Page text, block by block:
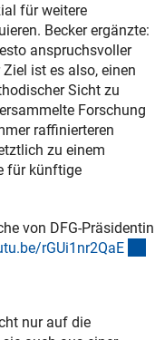
für weitere
Becker ergänzte:
anspruchsvoller
ist es also, einen
Sicht zu
Forschung
raffinierteren
zu einem
für künftige
von DFG-Präsidentin
rGUi1nr2QaE
nur auf die